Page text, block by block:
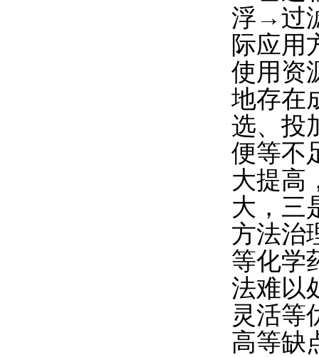
浮→过
际应用
使用资
地存在
选、投
便等不
大提高
大，三
方法治
等化学
法难以
灵活等
高等缺